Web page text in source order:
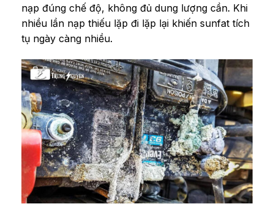
nạp đúng chế độ, không đủ dung lượng cần. Khi
nhiều lần nạp thiếu lặp đi lặp lại khiến sunfat tích
tụ ngày càng nhiều.